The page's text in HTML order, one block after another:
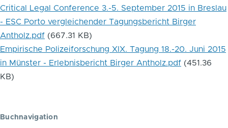
Critical Legal Conference 3.-5. September 2015 in Breslau
- ESC Porto vergleichender Tagungsbericht Birger
Antholz.pdf (667.31 KB)
Empirische Polizeiforschung XIX. Tagung 18.-20. Juni 2015
in Münster - Erlebnisbericht Birger Antholz.pdf (451.36
KB)
Buchnavigation